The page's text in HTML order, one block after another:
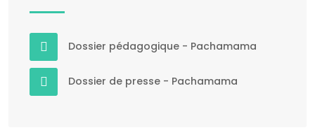
Dossier pédagogique - Pachamama
Dossier de presse - Pachamama